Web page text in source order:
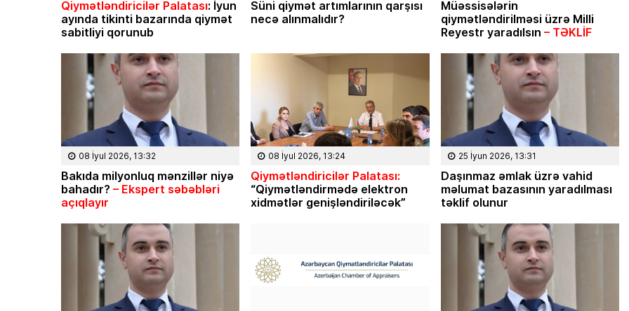
Qiymətləndiricilər Palatası: İyun
ayında tikinti bazarında qiymət
sabitliyi qorunub
Süni qiymət artımlarının qarşısı
necə alınmalıdır?
Müəssisələrin
qiymətləndirilməsi üzrə Milli
Reyestr yaradılsın – TƏKLİF
08 İyul 2026, 13:32
Bakıda milyonluq mənzillər niyə
bahadır? – Ekspert səbəbləri
açıqlayır
08 İyul 2026, 13:24
Qiymətləndiricilər Palatası:
“Qiymətləndirmədə elektron
xidmətlər genişləndiriləcək”
25 İyun 2026, 13:31
Daşınmaz əmlak üzrə vahid
məlumat bazasının yaradılması
təklif olunur
08 Fevral 2024, 15:32
Rəsmiyyə Sabir poeziyası –
Ayıq Səmədovun
təqdimatında